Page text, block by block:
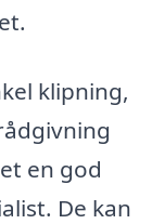
klipning,
en god
De kan